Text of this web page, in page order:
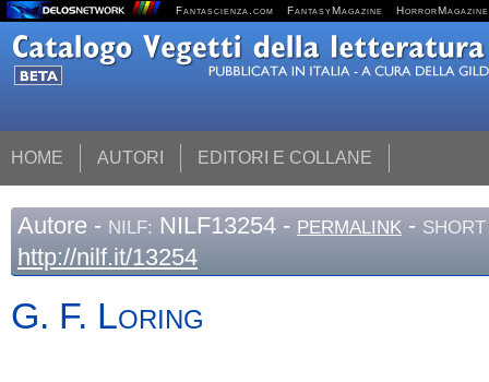
Fantascienza.com FantasyMagazine HorrorMagazine
HOME AUTORI EDITORI E COLLANE
Autore - NILF: NILF13254 - PERMALINK -
http://nilf.it/13254
G. F. Loring